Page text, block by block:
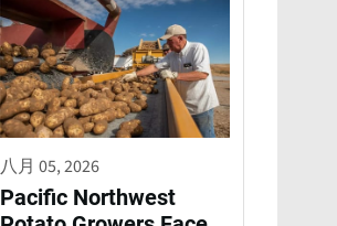
八月 05, 2026
Pacific Northwest